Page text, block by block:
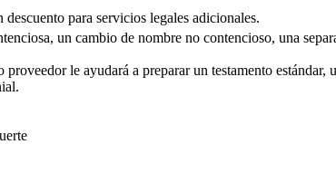
descuento para servicios legales adicionales.
un cambio de nombre no contencioso, una
proveedor le ayudará a preparar un testamento